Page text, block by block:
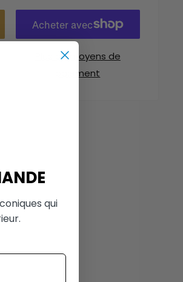
Plus de moyens de
paiement
qui